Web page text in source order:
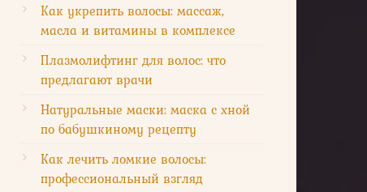
Как укрепить волосы: массаж,
масла и витамины в комплексе
Плазмолифтинг для волос: что
предлагают врачи
Натуральные маски: маска с хной
по бабушкиному рецепту
Как лечить ломкие волосы:
профессиональный взгляд